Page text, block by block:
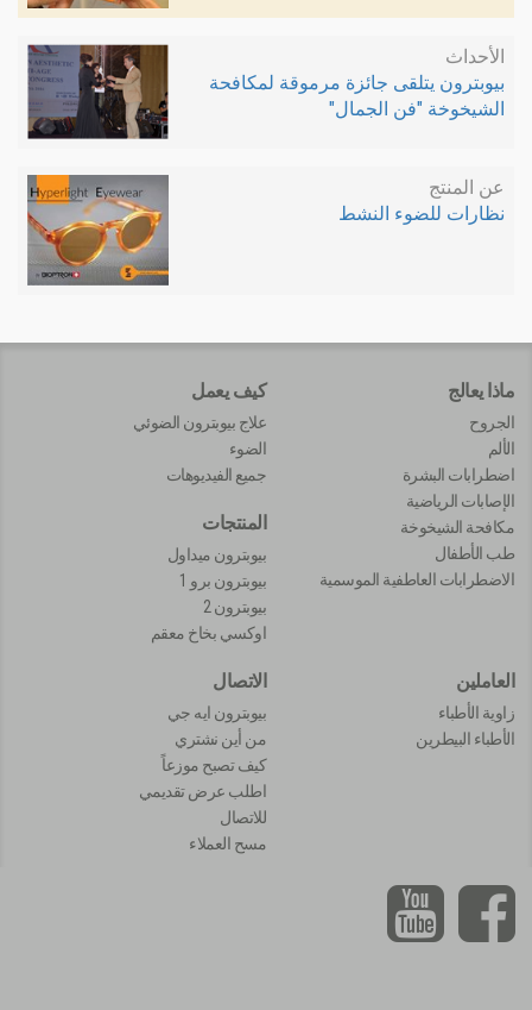
الأحداث
بيوبترون يتلقى جائزة مرموقة لمكافحة
الشيخوخة "فن الجمال"
عن المنتج
نظارات للضوء النشط
ماذا يعالج
الجروح
الألم
اضطرابات البشرة
الإصابات الرياضية
مكافحة الشيخوخة
طب الأطفال
الاضطرابات العاطفية الموسمية
كيف يعمل
علاج بيوبترون الضوئي
الضوء
جميع الفيديوهات
المنتجات
بيوبترون ميداول
بيوبترون برو 1
بيوبترون 2
اوكسي بخاخ معقم
العاملين
زاوية الأطباء
الأطباء البيطرين
الاتصال
بيوبترون ايه جي
من أين نشتري
كيف تصبح موزعاً
اطلب عرض تقديمي
للاتصال
مسح العملاء